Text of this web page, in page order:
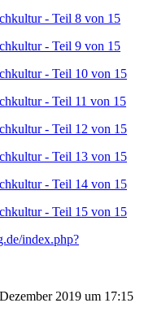
- Teil 8 von 15
- Teil 9 von 15
- Teil 10 von 15
- Teil 11 von 15
- Teil 12 von 15
- Teil 13 von 15
- Teil 14 von 15
- Teil 15 von 15
index.php?
2019 um 17:15